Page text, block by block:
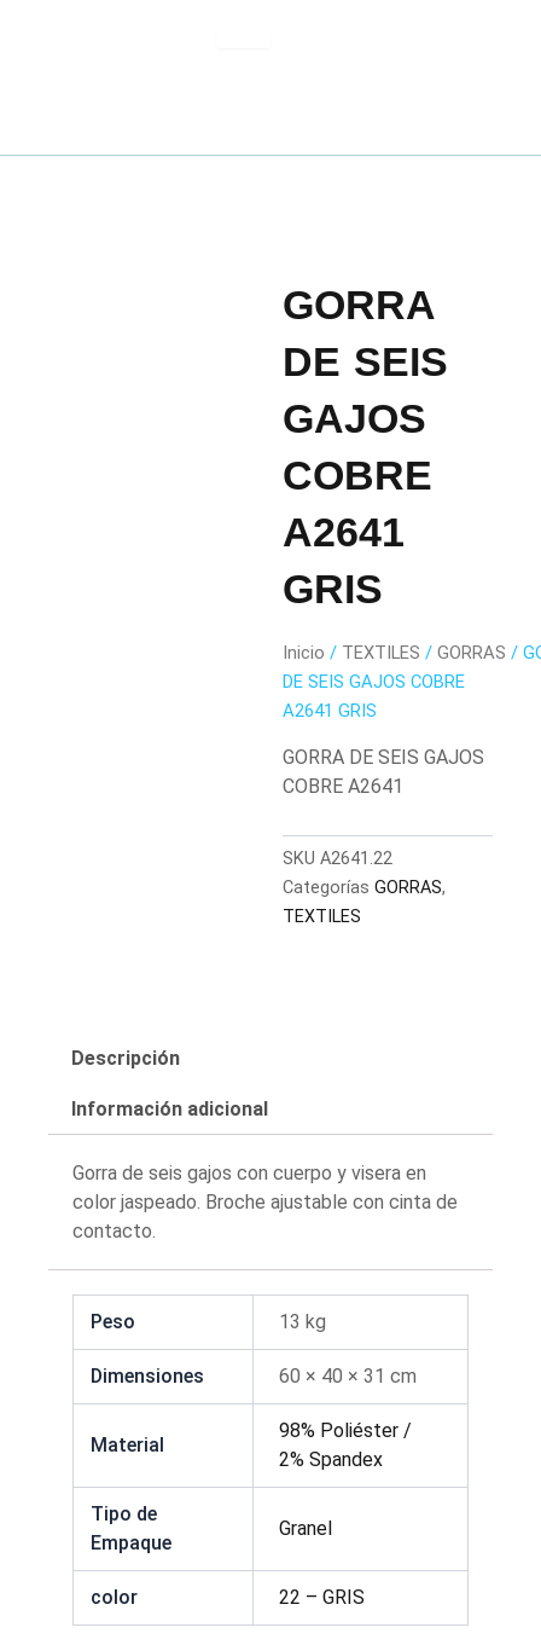
GORRA
DE SEIS
GAJOS
COBRE
A2641
GRIS
Inicio / TEXTILES / GORRAS /
DE SEIS GAJOS COBRE
A2641 GRIS
GORRA DE SEIS GAJOS
COBRE A2641
SKU A2641.22
Categorías GORRAS,
TEXTILES
Descripción
Información adicional
Gorra de seis gajos con cuerpo y visera en
color jaspeado. Broche ajustable con cinta de
contacto.
Peso 13 kg
Dimensiones 60 × 40 × 31 cm
Material
98% Poliéster /
2% Spandex
Tipo de
Empaque
Granel
color 22 – GRIS